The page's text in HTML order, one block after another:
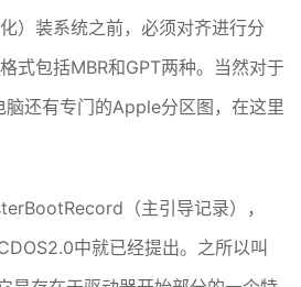
）装系统之前，必须对齐进行分
式包括MBR和GPT两种。当然对于
还有专门的Apple分区图，在这里
（主引导记录），
中就已经提出。之所以叫